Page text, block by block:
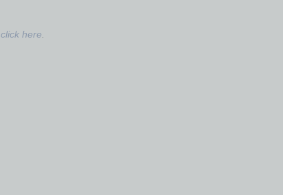
click here